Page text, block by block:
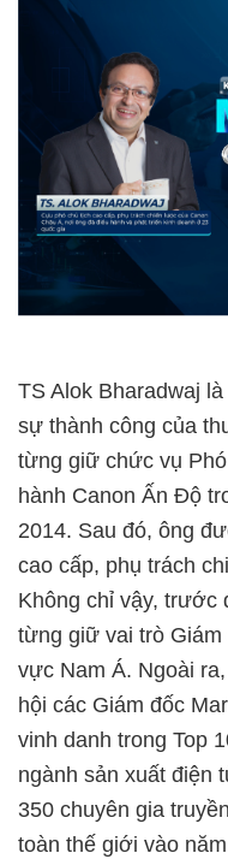
TS Alok Bharadwaj
sự thành công của
từng giữ chức vụ
hành Canon Ấn Độ
2014. Sau đó, ông
cao cấp, phụ trách
Không chỉ vậy, trước
từng giữ vai trò Giám
vực Nam Á. Ngoài
hội các Giám đốc
vinh danh trong Top
ngành sản xuất điện
350 chuyên gia
toàn thế giới vào